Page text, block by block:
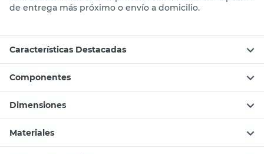
de entrega más próximo o envío a domicilio.
Características Destacadas
Componentes
Dimensiones
Materiales